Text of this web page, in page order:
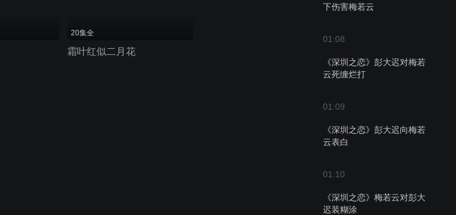
下伤害梅若云
01:08
《深圳之恋》彭大迟对梅若
云死缠烂打
01:09
《深圳之恋》彭大迟向梅若
云表白
01:10
《深圳之恋》梅若云对彭大
迟装糊涂
20集全
霜叶红似二月花